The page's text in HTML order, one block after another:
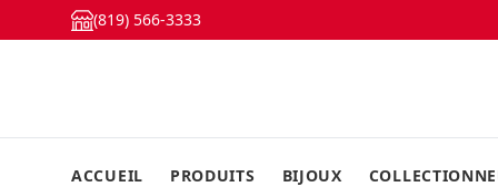
(819) 566-3333
ACCUEIL PRODUITS BIJOUX